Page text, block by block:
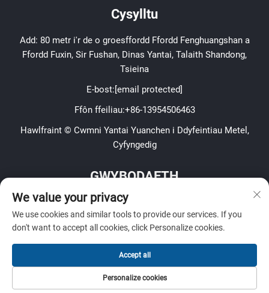
Cysylltu
Add: 80 metr i'r de o groesffordd Ffordd Fenghuangshan a
Ffordd Fuxin, Sir Fushan, Dinas Yantai, Talaith Shandong,
Tsieina
E-bost:[email protected]
Ffôn ffeiliau:+86-13954506463
Hawlfraint © Cwmni Yantai Yuanchen i Ddyfeintiau Metel,
Cyfyngedig
GWYBODAETH
Cofrestrwch i dderbyn ein cylchlythyr wythnosol
Cyflwyno
We value your privacy
We use cookies and similar tools to provide our services. If you
don't want to accept all cookies, click Personalize cookies.
Personalize cookies
Accept all